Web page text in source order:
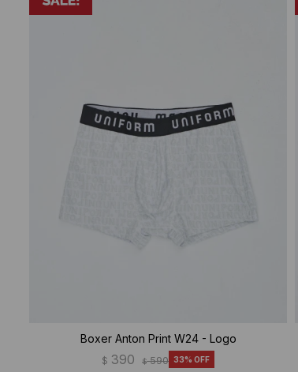
Boxer Anton Print W24 - Logo
$ 390 $ 590 33